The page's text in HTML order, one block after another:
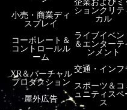
小売・商業ディ
スプレイ
コーポレート＆
コントロールル
ーム
XR＆バーチャル
プロダクション
屋外広告
企業およびミ
ションクリテ
カル
ライブイベン
＆エンターテ
ンメント
交通・インフ
スポーツ＆コ
ュニティスペ
ス